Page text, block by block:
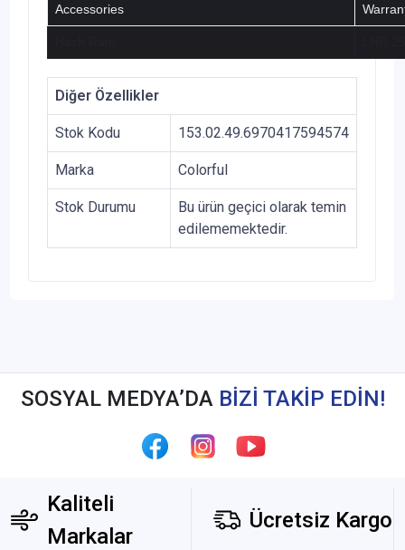
Accessories
Diğer Özellikler
Stok Kodu 153.02.49.6970417594574
Marka Colorful
Stok Durumu
Bu ürün geçici olarak temin
edilememektedir.
SOSYAL MEDYA’DA BİZİ TAKİP EDİN!
Kaliteli
Markalar
Ücretsiz Kargo